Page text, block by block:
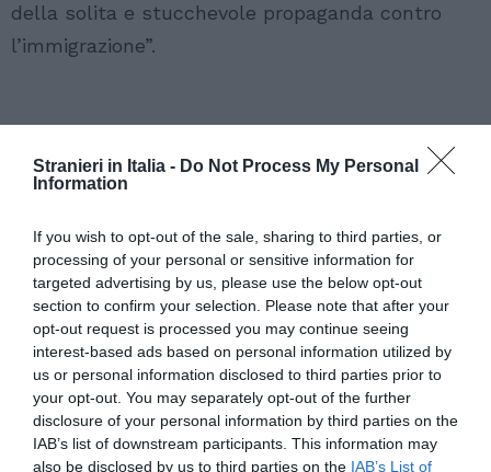
Stranieri in Italia - Do Not Process My Personal
Information
If you wish to opt-out of the sale, sharing to third parties, or
processing of your personal or sensitive information for
targeted advertising by us, please use the below opt-out
section to confirm your selection. Please note that after your
opt-out request is processed you may continue seeing
interest-based ads based on personal information utilized by
us or personal information disclosed to third parties prior to
your opt-out. You may separately opt-out of the further
disclosure of your personal information by third parties on the
IAB’s list of downstream participants. This information may
also be disclosed by us to third parties on the IAB’s List of
della solita e stucchevole propaganda contro
l’immigrazione”.